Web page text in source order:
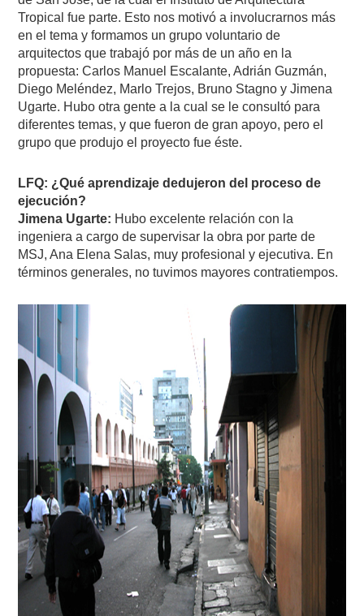
Tropical fue parte. Esto nos motivó a involucrarnos más
en el tema y formamos un grupo voluntario de
arquitectos que trabajó por más de un año en la
propuesta: Carlos Manuel Escalante, Adrián Guzmán,
Diego Meléndez, Marlo Trejos, Bruno Stagno y Jimena
Ugarte. Hubo otra gente a la cual se le consultó para
diferentes temas, y que fueron de gran apoyo, pero el
grupo que produjo el proyecto fue éste.
LFQ: ¿Qué aprendizaje dedujeron del proceso de
ejecución?
Jimena Ugarte: Hubo excelente relación con la
ingeniera a cargo de supervisar la obra por parte de
MSJ, Ana Elena Salas, muy profesional y ejecutiva. En
términos generales, no tuvimos mayores contratiempos.